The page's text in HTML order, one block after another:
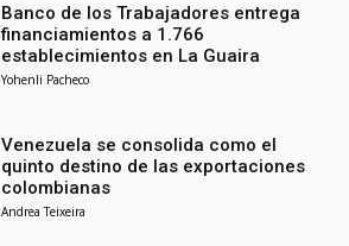
Banco de los Trabajadores entrega
financiamientos a 1.766
establecimientos en La Guaira
Yohenli Pacheco
Venezuela se consolida como el
quinto destino de las exportaciones
colombianas
Andrea Teixeira